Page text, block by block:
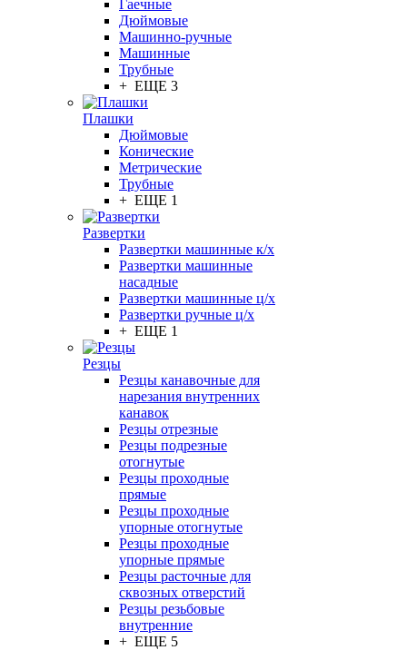
Гаечные
Дюймовые
Машинно-ручные
Машинные
Трубные
+ ЕЩЕ 3
Плашки
Дюймовые
Конические
Метрические
Трубные
+ ЕЩЕ 1
Развертки
Развертки машинные к/х
Развертки машинные
насадные
Развертки машинные ц/х
Развертки ручные ц/х
+ ЕЩЕ 1
Резцы
Резцы канавочные для
нарезания внутренних
канавок
Резцы отрезные
Резцы подрезные
отогнутые
Резцы проходные
прямые
Резцы проходные
упорные отогнутые
Резцы проходные
упорные прямые
Резцы расточные для
сквозных отверстий
Резцы резьбовые
внутренние
+ ЕЩЕ 5